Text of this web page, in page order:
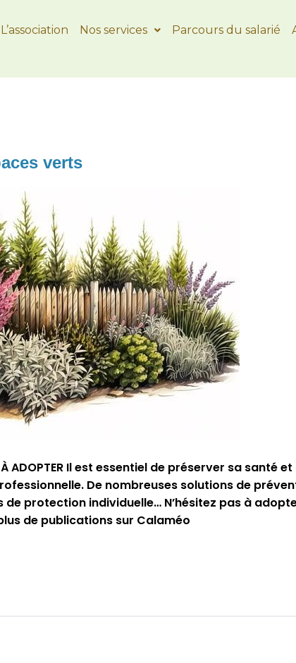
L’association Nos services Parcours du salarié
verts
À ADOPTER Il est essentiel de préserver sa
De nombreuses solutions de
protection individuelle… N’hésitez pas à
de publications sur Calaméo